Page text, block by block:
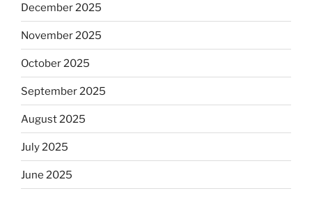
December 2025
November 2025
October 2025
September 2025
August 2025
July 2025
June 2025